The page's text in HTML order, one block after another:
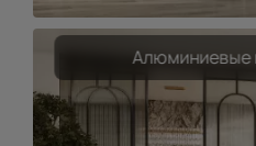
Алюминиевые